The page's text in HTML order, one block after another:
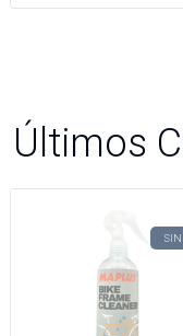
Últimos
SIN